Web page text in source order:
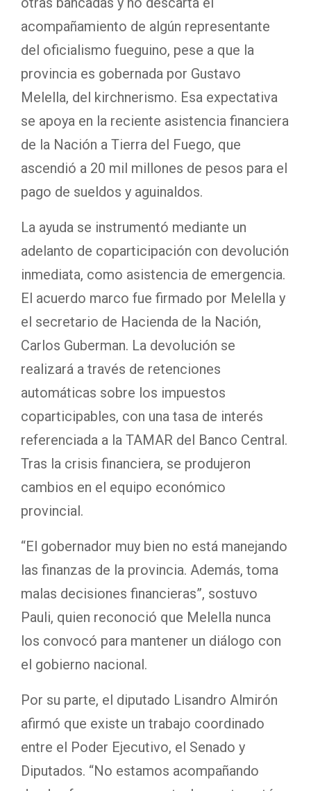
acompañamiento de algún representante
del oficialismo fueguino, pese a que la
provincia es gobernada por Gustavo
Melella, del kirchnerismo. Esa expectativa
se apoya en la reciente asistencia financiera
de la Nación a Tierra del Fuego, que
ascendió a 20 mil millones de pesos para el
pago de sueldos y aguinaldos.
La ayuda se instrumentó mediante un
adelanto de coparticipación con devolución
inmediata, como asistencia de emergencia.
El acuerdo marco fue firmado por Melella y
el secretario de Hacienda de la Nación,
Carlos Guberman. La devolución se
realizará a través de retenciones
automáticas sobre los impuestos
coparticipables, con una tasa de interés
referenciada a la TAMAR del Banco Central.
Tras la crisis financiera, se produjeron
cambios en el equipo económico
provincial.
“El gobernador muy bien no está manejando
las finanzas de la provincia. Además, toma
malas decisiones financieras”, sostuvo
Pauli, quien reconoció que Melella nunca
los convocó para mantener un diálogo con
el gobierno nacional.
Por su parte, el diputado Lisandro Almirón
afirmó que existe un trabajo coordinado
entre el Poder Ejecutivo, el Senado y
Diputados. “No estamos acompañando